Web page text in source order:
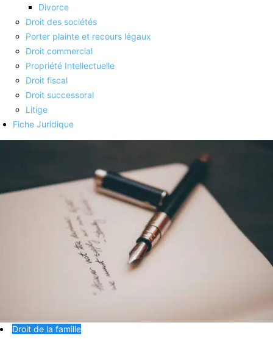
Divorce
Droit des sociétés
Porter plainte et recours légaux
Droit commercial
Propriété Intellectuelle
Droit fiscal
Droit successoral
Litige
Fiche Juridique
Droit de la famille